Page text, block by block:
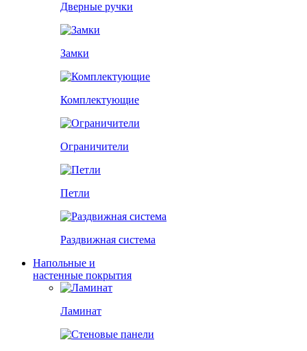
Дверные ручки
Замки
Комплектующие
Ограничители
Петли
Раздвижная система
Напольные и
настенные покрытия
Ламинат